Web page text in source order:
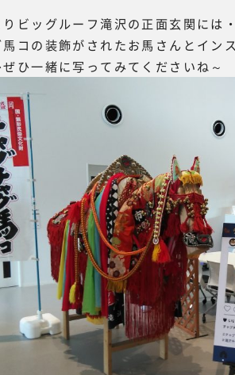
ビッグルーフ滝沢の正面玄関には
コの装飾がされたお馬さんとイ
ひ一緒に写ってみてくださいね～